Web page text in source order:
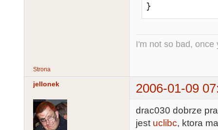
}
I'm not so bad, once
Strona
jellonek 2006-01-09
drac030 dobrze
jest uclibc, ktora